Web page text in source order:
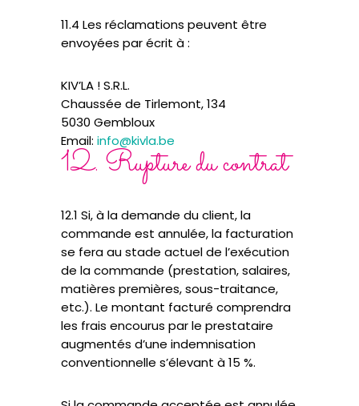
11.4 Les réclamations peuvent être
envoyées par écrit à :
KIV’LA ! S.R.L.
Chaussée de Tirlemont, 134
5030 Gembloux
Email: info@kivla.be
12. Rupture du contrat
12.1 Si, à la demande du client, la
commande est annulée, la facturation
se fera au stade actuel de l’exécution
de la commande (prestation, salaires,
matières premières, sous-traitance,
etc.). Le montant facturé comprendra
les frais encourus par le prestataire
augmentés d’une indemnisation
conventionnelle s’élevant à 15 %.